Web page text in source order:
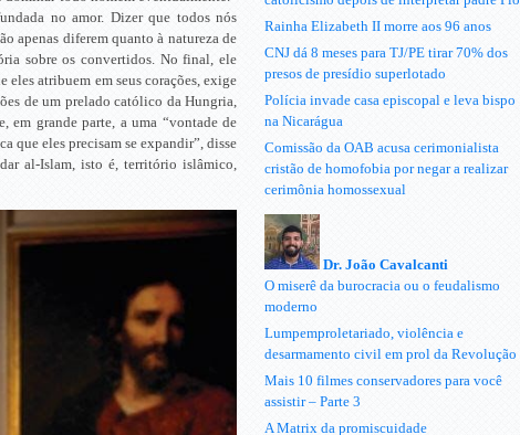
no amor. Dizer que todos nós
apenas diferem quanto à natureza de
sobre os convertidos. No final, ele
eles atribuem em seus corações, exige
de um prelado católico da Hungria,
em grande parte, a uma “vontade de
que eles precisam se expandir”, disse
al-Islam, isto é, território islâmico,
Rainha Elizabeth II morre aos 96 anos
CNJ dá 8 meses para TJ/PE tirar 70% dos
presos de presídio superlotado
Polícia invade casa episcopal e leva bispo
na Nicarágua
Comissão da OAB acusa cerimonialista
cristão de homofobia por negar a realizar
cerimônia homossexual
Dr. João Cavalcanti
O miserê da burocracia ou o feudalismo
moderno
Lumpemproletariado, violência e
desarmamento civil em prol da Revolução
Mais 10 filmes conservadores para você
assistir – Parte 3
A Matrix da promiscuidade